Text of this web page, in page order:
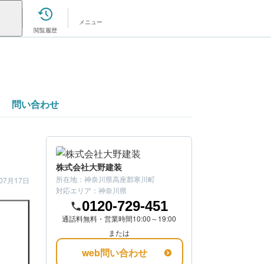
閲覧履歴
メニュー
問い合わせ
月17日
株式会社大野建装
所在地： 神奈川県高座郡寒川町
対応エリア： 神奈川県
0120-729-451
通話料無料・営業時間10:00～19:00
または
web問い合わせ